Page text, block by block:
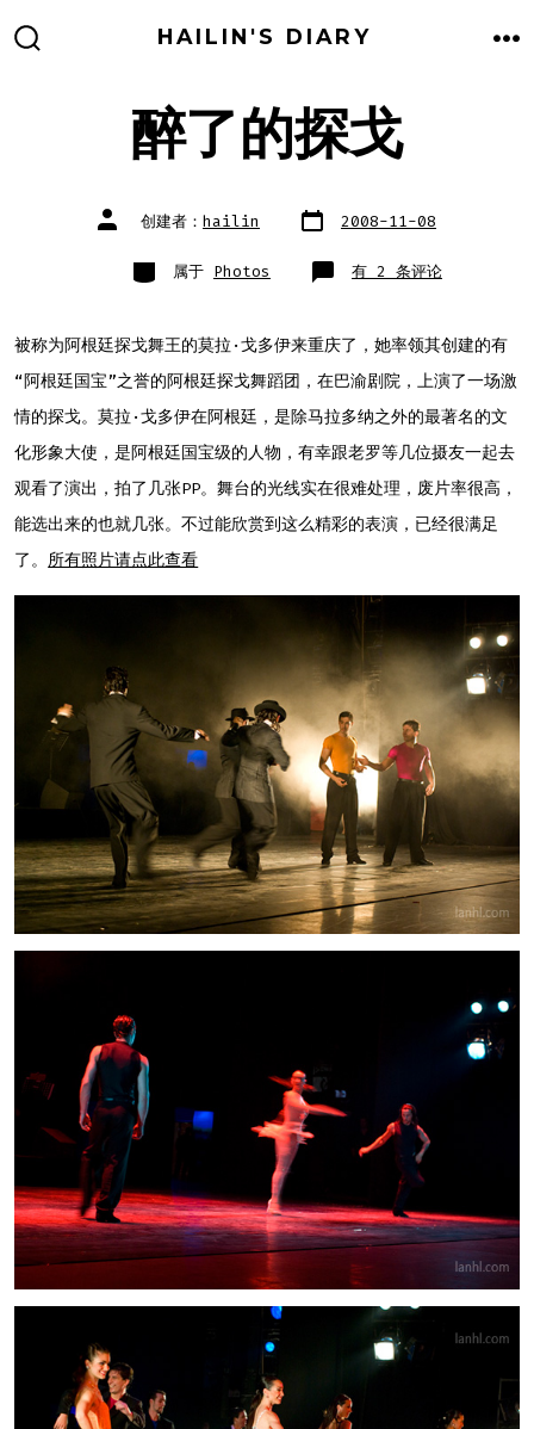
HAILIN'S DIARY
醉了的探戈
文
章 创建者： hailin 文
章
2008-11-08
类
别 属于 Photos 醉
了
有 2 条评论
被称为阿根廷探戈舞王的莫拉·戈多伊来重庆了，她率领其创建的有
“阿根廷国宝”之誉的阿根廷探戈舞蹈团，在巴渝剧院，上演了一场激
情的探戈。莫拉·戈多伊在阿根廷，是除马拉多纳之外的最著名的文
化形象大使，是阿根廷国宝级的人物，有幸跟老罗等几位摄友一起去
观看了演出，拍了几张PP。舞台的光线实在很难处理，废片率很高，
能选出来的也就几张。不过能欣赏到这么精彩的表演，已经很满足
了。 所有照片请点此查看